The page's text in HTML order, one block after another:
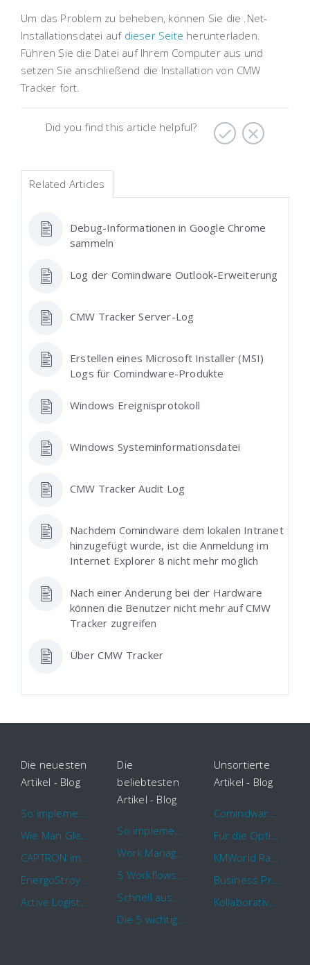
Um das Problem zu beheben, können Sie die .Net-
Installationsdatei auf dieser Seite herunterladen.
Führen Sie die Datei auf Ihrem Computer aus und
setzen Sie anschließend die Installation von CMW
Tracker fort.
Did you find this article helpful?
Related Articles
Debug-Informationen in Google Chrome
sammeln
Log der Comindware Outlook-Erweiterung
CMW Tracker Server-Log
Erstellen eines Microsoft Installer (MSI)
Logs für Comindware-Produkte
Windows Ereignisprotokoll
Windows Systeminformationsdatei
CMW Tracker Audit Log
Nachdem Comindware dem lokalen Intranet
hinzugefügt wurde, ist die Anmeldung im
Internet Explorer 8 nicht mehr möglich
Nach einer Änderung bei der Hardware
können die Benutzer nicht mehr auf CMW
Tracker zugreifen
Über CMW Tracker
Die neuesten
Artikel - Blog
Die
beliebtesten
Artikel - Blog
Die 5 wichtigsten Vorteile eines guten Geschäftsprozessmanagement (GPM)
Unsortierte
Artikel - Blog
Business Process Management mit MS Outlook